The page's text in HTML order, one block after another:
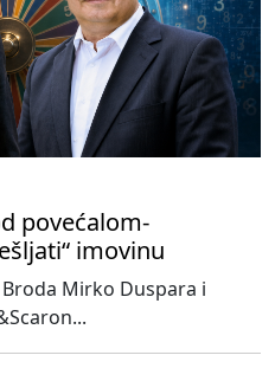
povećalom-
imovinu
Mirko Duspara i